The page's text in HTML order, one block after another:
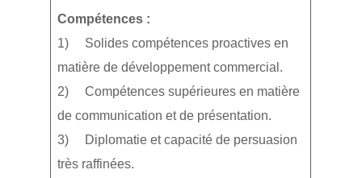
Compétences :
1) Solides compétences proactives en
matière de développement commercial.
2) Compétences supérieures en matière
de communication et de présentation.
3) Diplomatie et capacité de persuasion
très raffinées.